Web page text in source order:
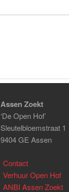
Assen Zoekt
‘De Open Hof’
Sleutelbloemstraat 1
9404 GE Assen
Contact
Verhuur Open Hof
ANBI Assen Zoekt